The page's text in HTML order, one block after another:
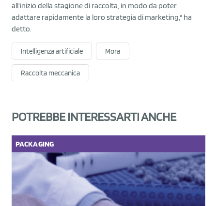
all'inizio della stagione di raccolta, in modo da poter
adattare rapidamente la loro strategia di marketing," ha
detto.
Intelligenza artificiale Mora
Raccolta meccanica
POTREBBE INTERESSARTI ANCHE
PACKAGING